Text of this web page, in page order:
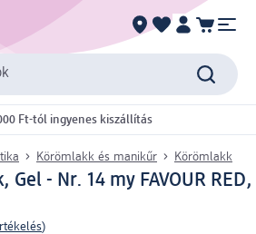
Ft-tól ingyenes kiszállítás
Körömlakk és manikűr Körömlakk
Gel - Nr. 14 my FAVOUR RED,
)